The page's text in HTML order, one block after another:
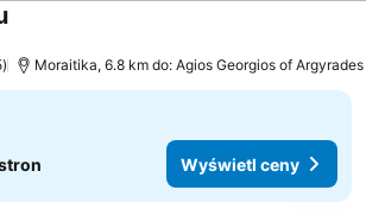
Wyświetl ceny
Moraitika, 6.8 km do: Agios Georgios of Argyrades
Wyświetl ceny